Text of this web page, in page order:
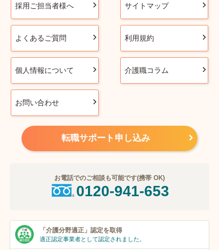
採用ご担当者様へ サイトマップ
よくあるご質問 利用規約
個人情報について 介護職コラム
お問い合わせ
転職サポート申し込み
お電話でのご相談も可能です(携帯 OK)
0120-941-653
「介護分野適正」 認定を取得
適正認定事業者として認定されました。